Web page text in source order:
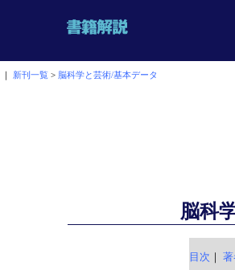
｜ 新刊一覧 > 脳科学と芸術/基本データ
脳科
目次 ｜